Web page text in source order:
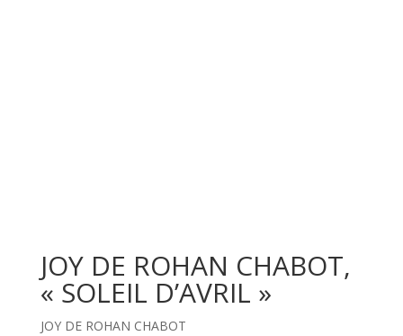
JOY DE ROHAN CHABOT,
« SOLEIL D’AVRIL »
JOY DE ROHAN CHABOT